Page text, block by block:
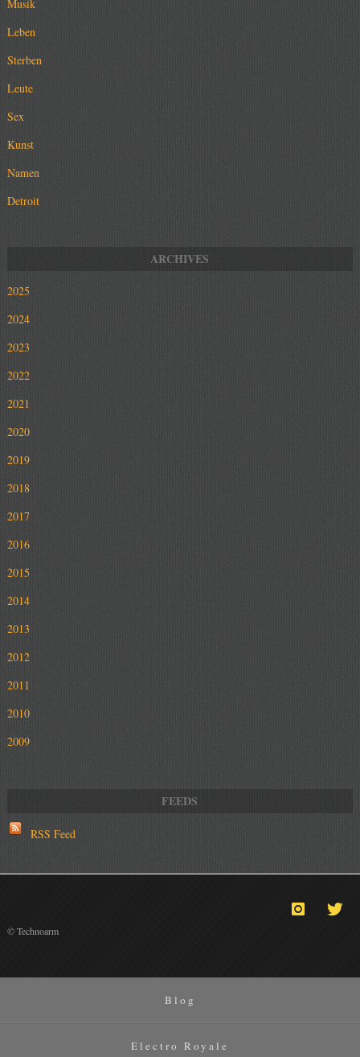
Musik
Leben
Sterben
Leute
Sex
Kunst
Namen
Detroit
2025
2024
2023
2022
2021
2020
2019
2018
2017
2016
2015
2014
2013
2012
2011
2010
2009
RSS Feed
© Technoarm
Blog
Electro Royale